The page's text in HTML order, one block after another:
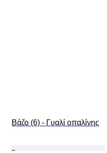
Βάζο (6) - Γυαλί οπαλίνης